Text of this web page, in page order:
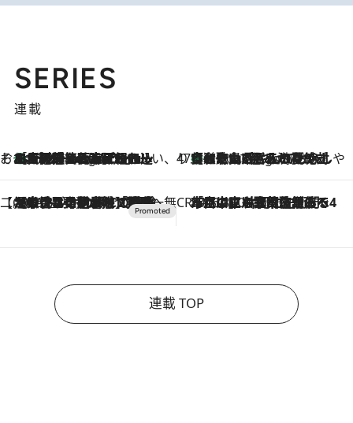
SERIES
連載
そおだよおこの関西おいしい、おやつ紀行
4 Hours Ago
［大阪府箕面市］一皿一皿目の前で仕上げられる、料理を巧みに組み込んだアシェットデセールコース「ミチル アシェット デセール（Michiru assiette dessert）」 47都道府県の手みやげ ひんやりスイーツで夏を満喫
4 Hours Ago
【和歌山県】この夏絶対食べたい 冷やしておいしいおやつ3選 みかんがごろっと丸ごと入ったジュレ
【CREA×星野リゾート】唯一無二。癒しと発見が待つ場所へ
2026.8.7
【トンボの足水浴】ヒノキの香りに包まれて涼感マックス！約13℃の湧水かけ流しを避暑地「星野温泉 トンボの湯」で体験 CREA'S CHOICE
2026.8.7
「立川にも歌舞伎があるんだよ」 片岡仁左衛門・市川中車ら豪華座組みで4年目の立川立飛歌舞伎へ
連載 TOP